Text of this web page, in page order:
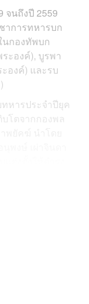
จนถึงปี 2559
าการทหารบก
นกองทัพบก
ะองค์), บูรพา
องค์) และรบ
หารประจำปียุค
โตจากกองพล